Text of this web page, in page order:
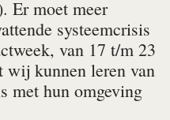
Er moet meer
systeemcrisis
van 17 t/m 23
kunnen leren van
met hun omgeving